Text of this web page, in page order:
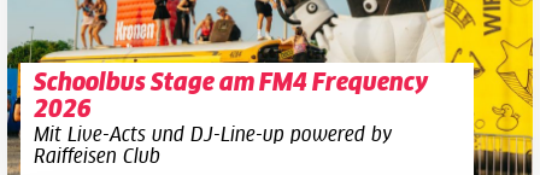
Schoolbus Stage am FM4 Frequency
2026
Mit Live-Acts und DJ-Line-up powered by
Raiffeisen Club